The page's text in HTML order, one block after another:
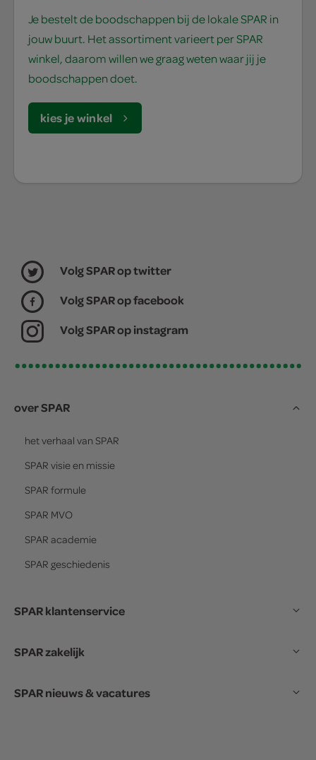
Je bestelt de boodschappen bij de lokale SPAR in
jouw buurt. Het assortiment varieert per SPAR
winkel, daarom willen we graag weten waar jij je
boodschappen doet.
kies je winkel
Volg SPAR op twitter
Volg SPAR op facebook
Volg SPAR op instagram
over SPAR
het verhaal van SPAR
SPAR visie en missie
SPAR formule
SPAR MVO
SPAR academie
SPAR geschiedenis
SPAR klantenservice
SPAR zakelijk
SPAR nieuws & vacatures